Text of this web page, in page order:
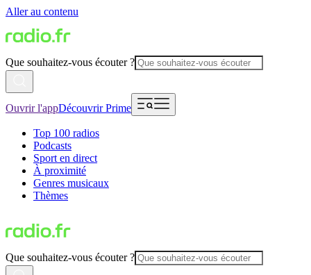
Aller au contenu
Que souhaitez-vous écouter ?
Ouvrir l'appDécouvrir Prime
Top 100 radios
Podcasts
Sport en direct
À proximité
Genres musicaux
Thèmes
Que souhaitez-vous écouter ?